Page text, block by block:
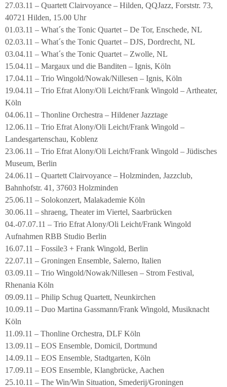
27.03.11 – Quartett Clairvoyance – Hilden, QQJazz, Forststr. 73,
40721 Hilden, 15.00 Uhr
01.03.11 – What´s the Tonic Quartet – De Tor, Enschede, NL
02.03.11 – What´s the Tonic Quartet – DJS, Dordrecht, NL
03.04.11 – What´s the Tonic Quartet – Zwolle, NL
15.04.11 – Margaux und die Banditen – Ignis, Köln
17.04.11 – Trio Wingold/Nowak/Nillesen – Ignis, Köln
19.04.11 – Trio Efrat Alony/Oli Leicht/Frank Wingold – Artheater,
Köln
04.06.11 – Thonline Orchestra – Hildener Jazztage
12.06.11 – Trio Efrat Alony/Oli Leicht/Frank Wingold –
Landesgartenschau, Koblenz
23.06.11 – Trio Efrat Alony/Oli Leicht/Frank Wingold – Jüdisches
Museum, Berlin
24.06.11 – Quartett Clairvoyance – Holzminden, Jazzclub,
Bahnhofstr. 41, 37603 Holzminden
25.06.11 – Solokonzert, Malakademie Köln
30.06.11 – shraeng, Theater im Viertel, Saarbrücken
04.-07.07.11 – Trio Efrat Alony/Oli Leicht/Frank Wingold
Aufnahmen RBB Studio Berlin
16.07.11 – Fossile3 + Frank Wingold, Berlin
22.07.11 – Groningen Ensemble, Salerno, Italien
03.09.11 – Trio Wingold/Nowak/Nillesen – Strom Festival,
Rhenania Köln
09.09.11 – Philip Schug Quartett, Neunkirchen
10.09.11 – Duo Martina Gassmann/Frank Wingold, Musiknacht
Köln
11.09.11 – Thonline Orchestra, DLF Köln
13.09.11 – EOS Ensemble, Domicil, Dortmund
14.09.11 – EOS Ensemble, Stadtgarten, Köln
17.09.11 – EOS Ensemble, Klangbrücke, Aachen
25.10.11 – The Win/Win Situation, Smederij/Groningen